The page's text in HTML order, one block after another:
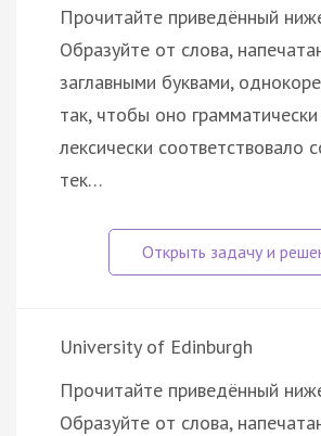
Прочитайте приведённый
Образуйте от слова,
заглавными буквами,
так, чтобы оно
лексически соответствовало
тек…
University of Edinburgh
Прочитайте приведённый
Образуйте от слова,